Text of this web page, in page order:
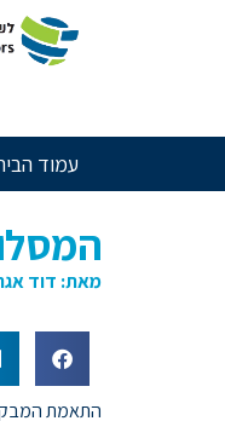
לעבור
עמוד
מאת: דוד
התאמת המבקר